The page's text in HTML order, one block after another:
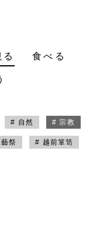
る 食べる
# 自然 # 宗教
祭 # 越前箪笥